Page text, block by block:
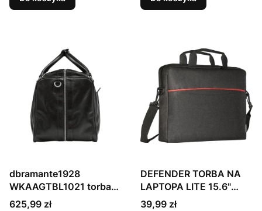
dbramante1928
WKAAGTBL1021 torba
na laptop Czarny
Cena
625,99 zł
DEFENDER TORBA NA
LAPTOPA LITE 15.6"
CZARNA 26083
Cena
39,99 zł